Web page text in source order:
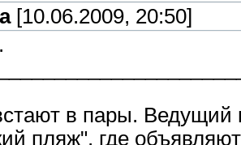
[10.06.2009, 20:50]
в паpы. Ведущий
пляж", где